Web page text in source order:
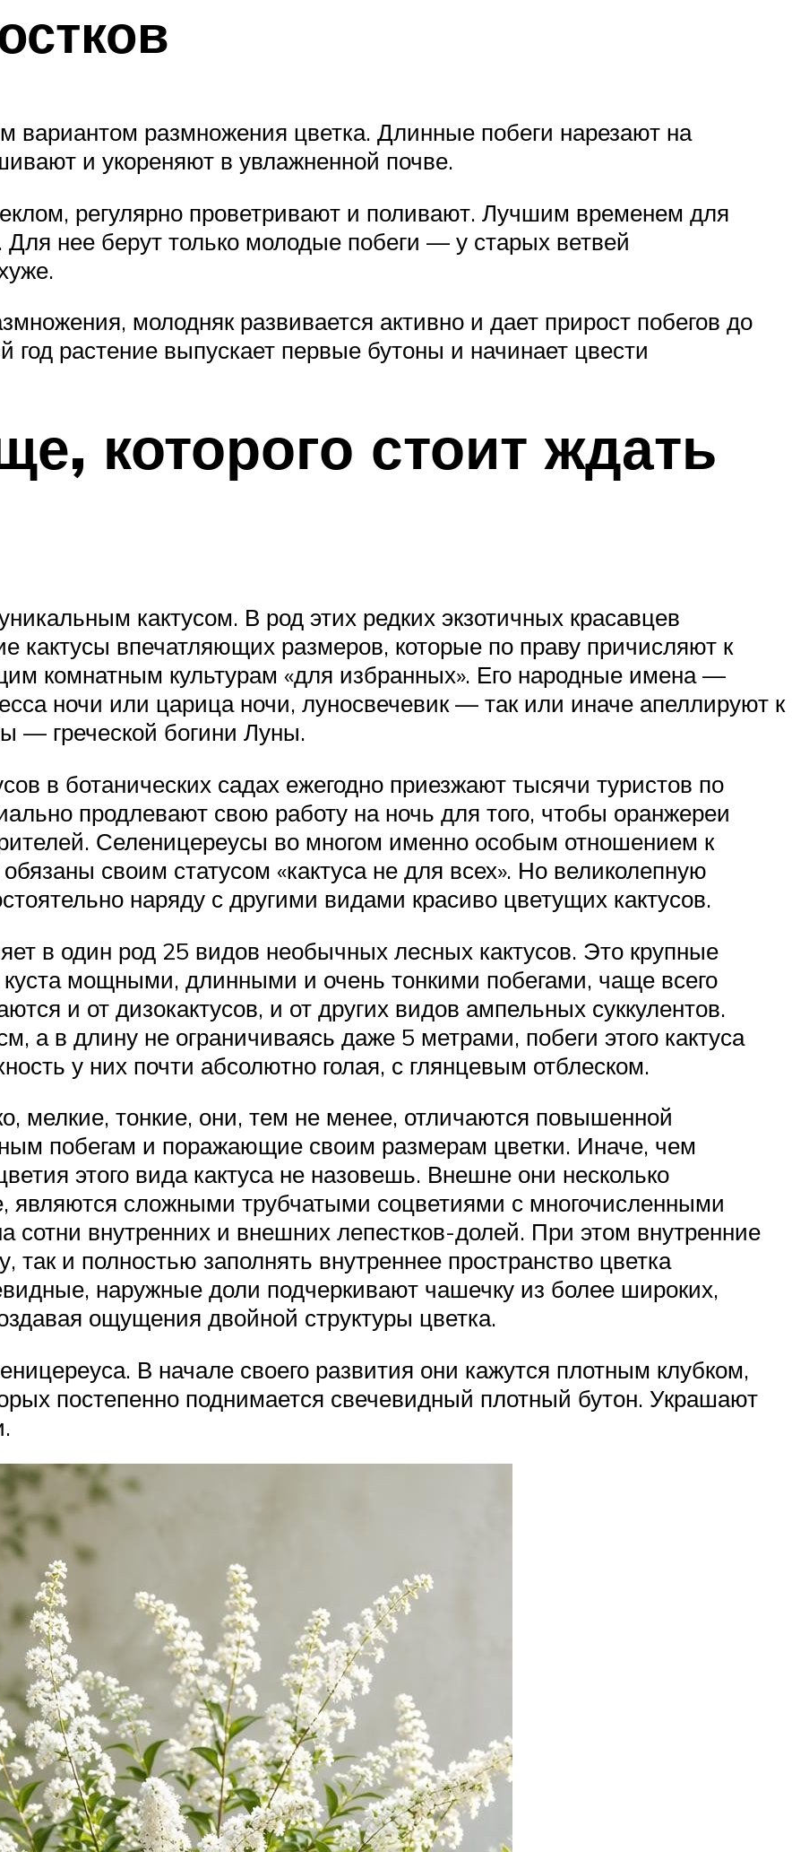
вариантом размножения цветка. Длинные побеги нарезают на
и укореняют в увлажненной почве.
регулярно проветривают и поливают. Лучшим временем для
нее берут только молодые побеги — у старых ветвей
молодняк развивается активно и дает прирост побегов до
год растение выпускает первые бутоны и начинает цвести
которого стоит ждать
кактусом. В род этих редких экзотичных красавцев
кактусы впечатляющих размеров, которые по праву причисляют к
комнатным культурам «для избранных». Его народные имена —
ночи или царица ночи, луносвечевик — так или иначе апеллируют к
— греческой богини Луны.
в ботанических садах ежегодно приезжают тысячи туристов по
продлевают свою работу на ночь для того, чтобы оранжереи
Селеницереусы во многом именно особым отношением к
своим статусом «кактуса не для всех». Но великолепную
наряду с другими видами красиво цветущих кактусов.
в один род 25 видов необычных лесных кактусов. Это крупные
мощными, длинными и очень тонкими побегами, чаще всего
и от дизокактусов, и от других видов ампельных суккулентов.
а в длину не ограничиваясь даже 5 метрами, побеги этого кактуса
у них почти абсолютно голая, с глянцевым отблеском.
мелкие, тонкие, они, тем не менее, отличаются повышенной
побегам и поражающие своим размерам цветки. Иначе, чем
этого вида кактуса не назовешь. Внешне они несколько
являются сложными трубчатыми соцветиями с многочисленными
сотни внутренних и внешних лепестков-долей. При этом внутренние
так и полностью заполнять внутреннее пространство цветка
наружные доли подчеркивают чашечку из более широких,
ощущения двойной структуры цветка.
В начале своего развития они кажутся плотным клубком,
постепенно поднимается свечевидный плотный бутон. Украшают